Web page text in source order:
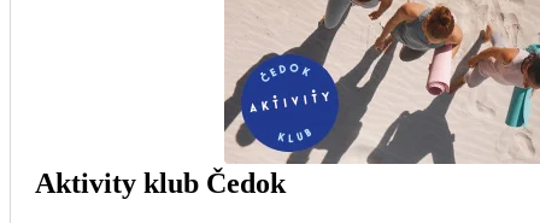
Aktivity klub Čedok